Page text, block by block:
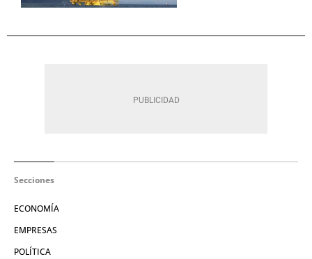
Secciones
ECONOMÍA
EMPRESAS
POLÍTICA